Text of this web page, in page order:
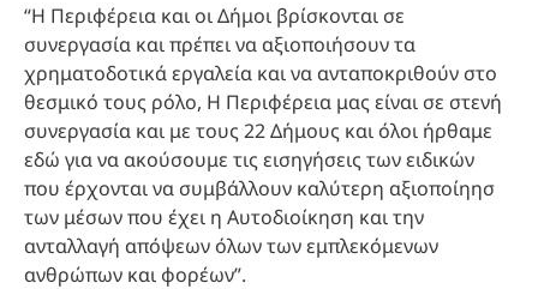
“Η Περιφέρεια και οι Δήμοι βρίσκονται σε
συνεργασία και πρέπει να αξιοποιήσουν τα
χρηματοδοτικά εργαλεία και να ανταποκριθούν στο
θεσμικό τους ρόλο, Η Περιφέρεια μας είναι σε στενή
συνεργασία και με τους 22 Δήμους και όλοι ήρθαμε
εδώ για να ακούσουμε τις εισηγήσεις των ειδικών
που έρχονται να συμβάλλουν καλύτερη αξιοποίηησ
των μέσων που έχει η Αυτοδιοίκηση και την
ανταλλαγή απόψεων όλων των εμπλεκόμενων
ανθρώπων και φορέων”.